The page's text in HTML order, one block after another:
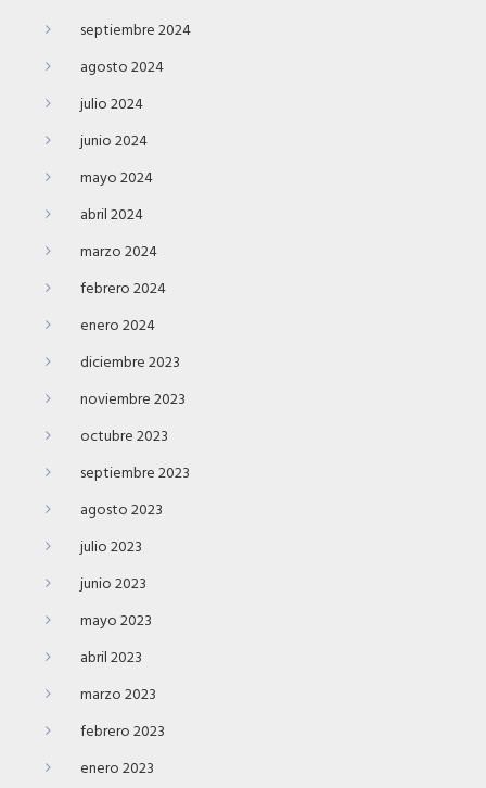
septiembre 2024
agosto 2024
julio 2024
junio 2024
mayo 2024
abril 2024
marzo 2024
febrero 2024
enero 2024
diciembre 2023
noviembre 2023
octubre 2023
septiembre 2023
agosto 2023
julio 2023
junio 2023
mayo 2023
abril 2023
marzo 2023
febrero 2023
enero 2023